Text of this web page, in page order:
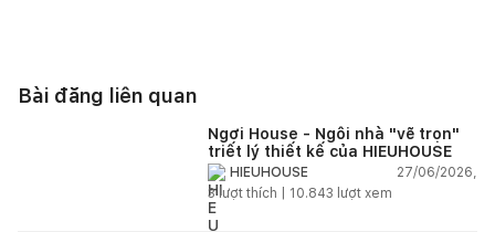
Bài đăng liên quan
Ngơi House - Ngôi nhà "vẽ trọn"
triết lý thiết kế của HIEUHOUSE
HIEUHOUSE
27/06/2026,
3lượt thích | 10.843 lượt xem